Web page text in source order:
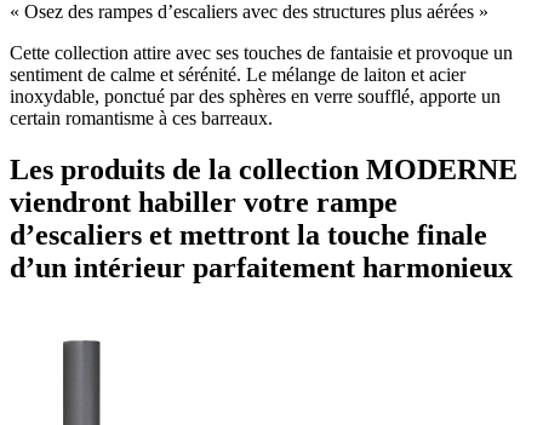
« Osez des rampes d’escaliers avec des structures plus aérées »
Cette collection attire avec ses touches de fantaisie et provoque un
sentiment de calme et sérénité. Le mélange de laiton et acier
inoxydable, ponctué par des sphères en verre soufflé, apporte un
certain romantisme à ces barreaux.
Les produits de la collection MODERNE
viendront habiller votre rampe
d’escaliers et mettront la touche finale
d’un intérieur parfaitement harmonieux